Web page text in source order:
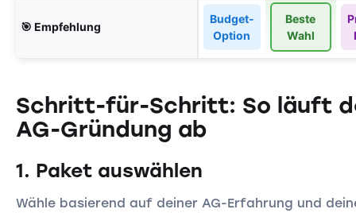
🎯 Empfehlung
Budget-
Option
Beste
Wahl
Schritt-für-Schritt: So läuft
AG-Gründung ab
1. Paket auswählen
Wähle basierend auf deiner AG-Erfahrung und